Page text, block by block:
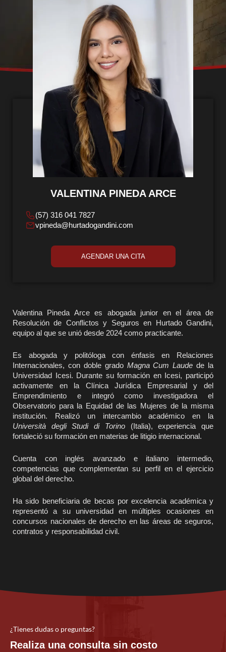
VALENTINA PINEDA ARCE
(57) 316 041 7827
vpineda@hurtadogandini.com
AGENDAR UNA CITA
Valentina Pineda Arce es abogada junior en el área de
Resolución de Conflictos y Seguros en Hurtado Gandini,
equipo al que se unió desde 2024 como practicante.
Es abogada y politóloga con énfasis en Relaciones
Internacionales, con doble grado Magna Cum Laude de la
Universidad Icesi. Durante su formación en Icesi, participó
activamente en la Clínica Jurídica Empresarial y del
Emprendimiento e integró como investigadora el
Observatorio para la Equidad de las Mujeres de la misma
institución. Realizó un intercambio académico en la
Università degli Studi di Torino(Italia), experiencia que
fortaleció su formación en materias de litigio internacional.
Cuenta con inglés avanzado e italiano intermedio,
competencias que complementan su perfil en el ejercicio
global del derecho.
Ha sido beneficiaria de becas por excelencia académica y
representó a su universidad en múltiples ocasiones en
concursos nacionales de derecho en las áreas de seguros,
contratos y responsabilidad civil.
¿Tienes dudas o preguntas?
Realiza una consulta sin costo